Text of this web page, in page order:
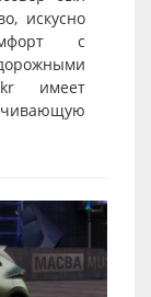
искусно
с
имеет